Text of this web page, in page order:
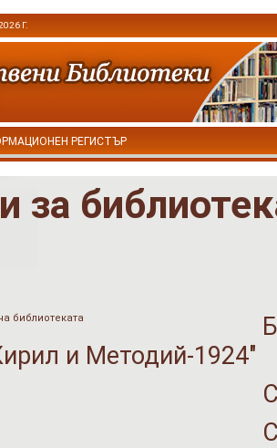
Г.
РЕГИСТЪР
за
библиотеката
и Методий-1924"